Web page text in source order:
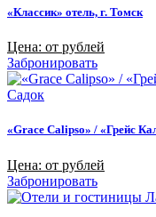
«Классик» отель, г. Томск
Цена: от рублей
Забронировать
«Grace Calipso» / «Грейс
Цена: от рублей
Забронировать